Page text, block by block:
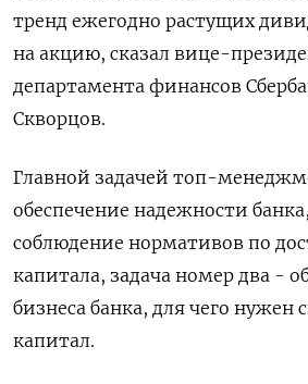
тренд ежегодно растущих
на акцию, сказал вице-
департамента финансов
Скворцов.
Главной задачей топ-
обеспечение надежности
соблюдение нормативов по
капитала, задача номер два -
бизнеса банка, для чего нужен
капитал.